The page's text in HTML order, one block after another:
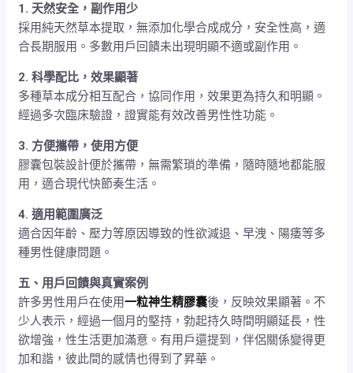
1. 天然安全，副作用少
採用純天然草本提取，無添加化學合成成分，安全性高，適
合長期服用。多數用戶回饋未出現明顯不適或副作用。
2. 科學配比，效果顯著
多種草本成分相互配合，協同作用，效果更為持久和明顯。
經過多次臨床驗證，證實能有效改善男性性功能。
3. 方便攜帶，使用方便
膠囊包裝設計便於攜帶，無需繁瑣的準備，隨時隨地都能服
用，適合現代快節奏生活。
4. 適用範圍廣泛
適合因年齡、壓力等原因導致的性欲減退、早洩、陽痿等多
種男性健康問題。
五、用戶回饋與真實案例
許多男性用戶在使用一粒神生精膠囊後，反映效果顯著。不
少人表示，經過一個月的堅持，勃起持久時間明顯延長，性
欲增強，性生活更加滿意。有用戶還提到，伴侶關係變得更
加和諧，彼此間的感情也得到了昇華。